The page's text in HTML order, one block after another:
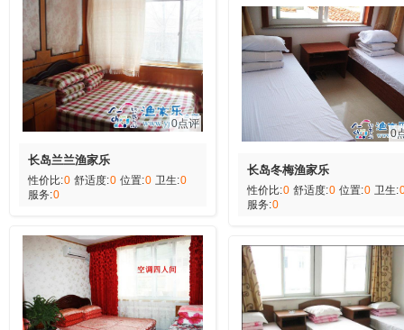
0点评
长岛兰兰渔家乐
性价比:0 舒适度:0 位置:0 卫生:0
服务:0
0
长岛冬梅渔家乐
性价比:0 舒适度:0 位置:0 卫生:
服务:0